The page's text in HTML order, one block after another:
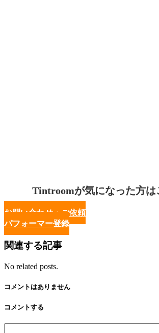
Tintroomが気になった方は
お問い合わせ・ご依頼
パフォーマー登録
関連する記事
No related posts.
コメントはありません
コメントする